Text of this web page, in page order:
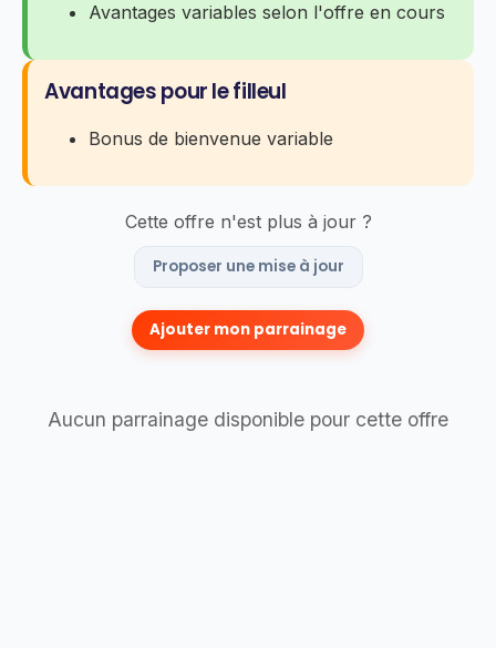
Avantages variables selon l'offre en cours
Avantages pour le filleul
Bonus de bienvenue variable
Cette offre n'est plus à jour ?
Proposer une mise à jour
Ajouter mon parrainage
Aucun parrainage disponible pour cette offre